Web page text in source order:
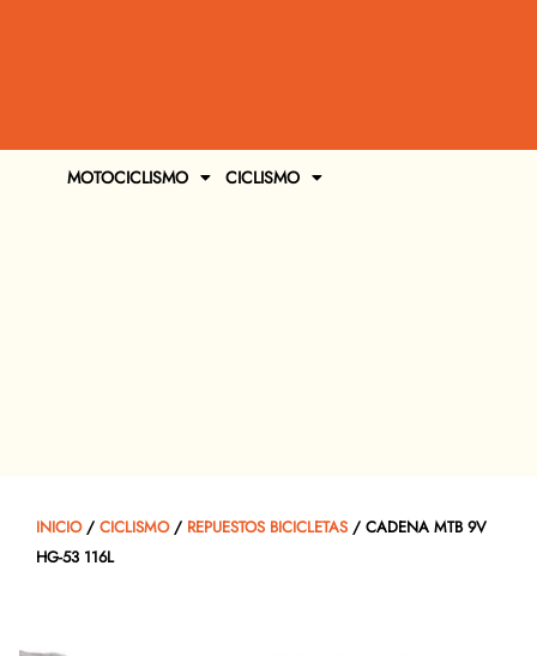
MOTOCICLISMO CICLISMO
INICIO/ CICLISMO/ REPUESTOS BICICLETAS / CADENA MTB 9V
HG-53 116L